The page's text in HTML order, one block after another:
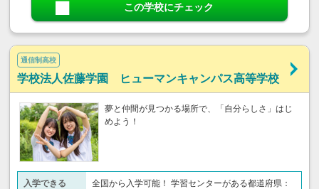
この学校にチェック
通信制高校
学校法人佐藤学園 ヒューマンキャンパス高等学校
夢と仲間が見つかる場所で、「自分らしさ」はじ
めよう！
入学できる
全国から入学可能！ 学習センターがある都道府県：